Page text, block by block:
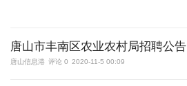
唐山市丰南区农业农村局招聘公告
唐山信息港 评论 0 2020-11-5 00:09